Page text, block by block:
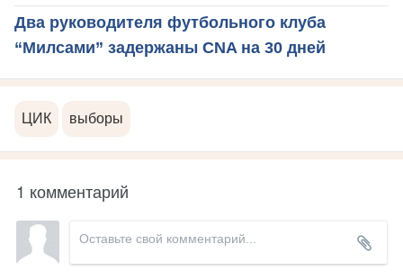
Два руководителя футбольного клуба
“Милсами” задержаны CNA на 30 дней
ЦИК выборы
1 комментарий